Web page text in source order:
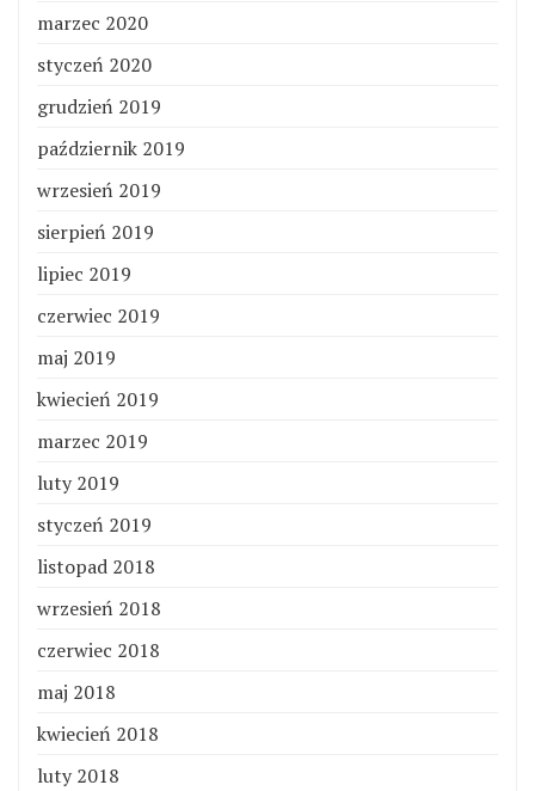
marzec 2020
styczeń 2020
grudzień 2019
październik 2019
wrzesień 2019
sierpień 2019
lipiec 2019
czerwiec 2019
maj 2019
kwiecień 2019
marzec 2019
luty 2019
styczeń 2019
listopad 2018
wrzesień 2018
czerwiec 2018
maj 2018
kwiecień 2018
luty 2018